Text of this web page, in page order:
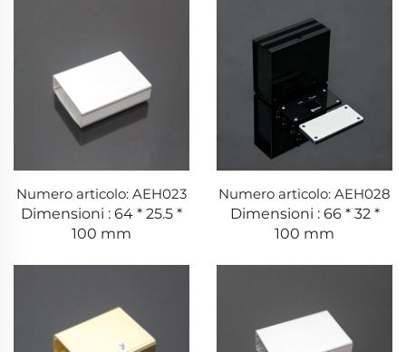
Numero articolo: AEH023
Dimensioni : 64 * 25.5 *
100 mm
Numero articolo: AEH028
Dimensioni : 66 * 32 *
100 mm